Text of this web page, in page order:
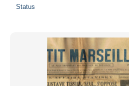
Status